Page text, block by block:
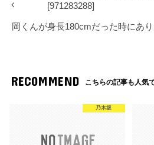
[971283288]
岡くんが身長180cmだった時にあ
RECOMMEND こちらの記事も人気
乃木坂